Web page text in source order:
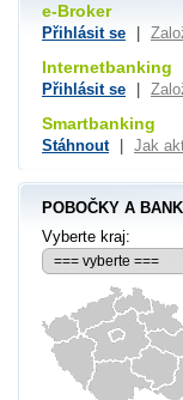
e-Broker
Přihlásit se
Internetbanking
Přihlásit se
Smartbanking
Stáhnout Jak
POBOČKY A
Vyberte kraj: